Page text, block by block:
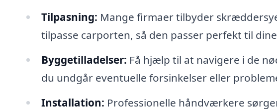
Tilpasning: Mange firmaer tilbyder
tilpasse carporten, så den passer perfekt til
Byggetilladelser: Få hjælp til at navigere i de
du undgår eventuelle forsinkelser eller
Installation: Professionelle håndværkere